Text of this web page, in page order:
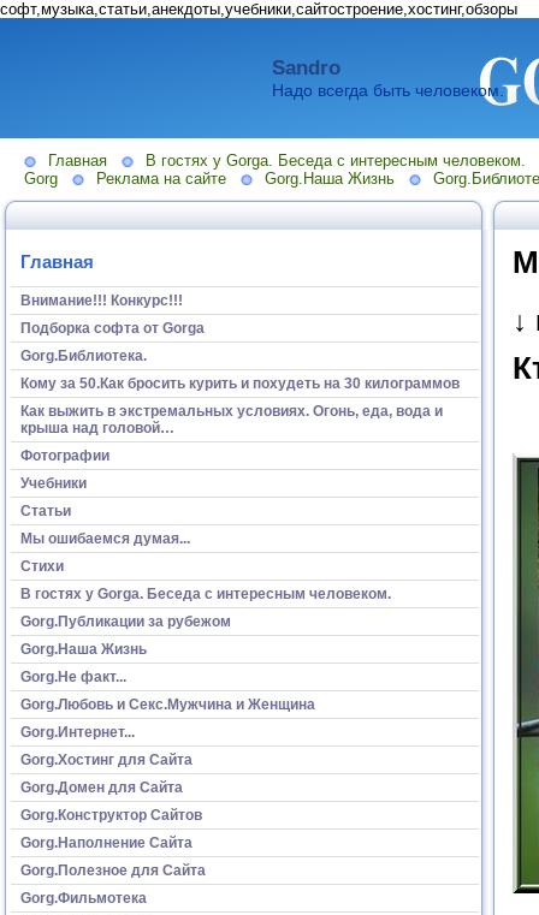
софт,музыка,статьи,анекдоты,учебники,сайтостроение,хостинг,обзоры
Sandro
Надо всегда быть человеком.
Главная
В гостях у Gorga. Беседа с интересным человеком.
Gorg
Реклама на сайте Gorg.Наша Жизнь
Главная
Внимание!!! Конкурс!!!
Подборка софта от Gorga
Gorg.Библиотека.
Кому за 50.Как бросить курить и похудеть на 30 килограммов
Как выжить в экстремальных условиях. Огонь, еда, вода и
крыша над головой…
Фотографии
Учебники
Статьи
Мы ошибаемся думая...
Стихи
В гостях у Gorga. Беседа с интересным человеком.
Gorg.Публикации за рубежом
Gorg.Наша Жизнь
Gorg.Не факт...
Gorg.Любовь и Секс.Мужчина и Женщина
Gorg.Интернет...
Gorg.Хостинг для Сайта
Gorg.Домен для Сайта
Gorg.Конструктор Сайтов
Gorg.Наполнение Сайта
Gorg.Полезное для Сайта
Gorg.Фильмотека